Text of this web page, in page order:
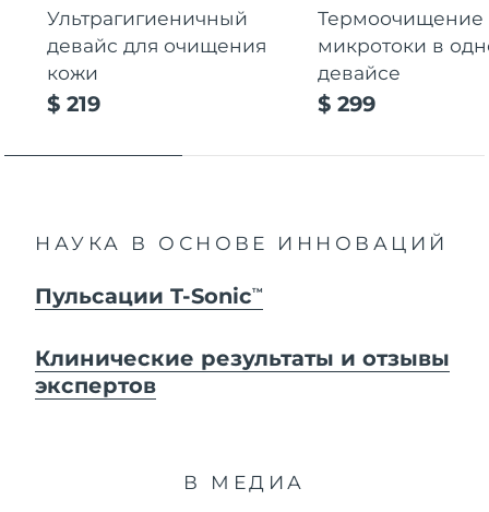
Ультрагигиеничный
девайс для очищения
кожи
$ 219
Термоочищение
микротоки в
девайсе
$ 299
НАУКА В ОСНОВЕ ИННОВАЦИЙ
Пульсации T-SonicTM
Клинические результаты и отзывы
экспертов
В МЕДИА